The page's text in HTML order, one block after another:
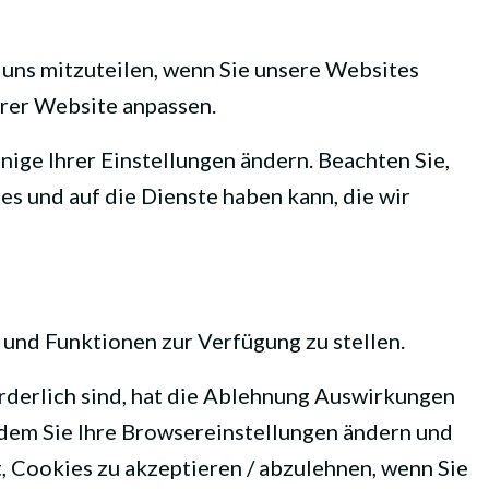
mitzuteilen, wenn Sie unsere Websites
Website anpassen.
Ihrer Einstellungen ändern. Beachten Sie,
und auf die Dienste haben kann, die wir
Funktionen zur Verfügung zu stellen.
sind, hat die Ablehnung Auswirkungen
Sie Ihre Browsereinstellungen ändern und
zu akzeptieren / abzulehnen, wenn Sie